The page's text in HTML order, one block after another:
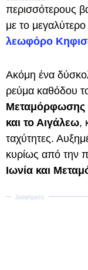
περισσότερους
με το
λεωφόρο
Ακόμη ένα
ρεύμα καθόδου
Μεταμόρφωσης
και το Αιγάλεω,
ταχύτητες.
κυρίως από την
Ιωνία και